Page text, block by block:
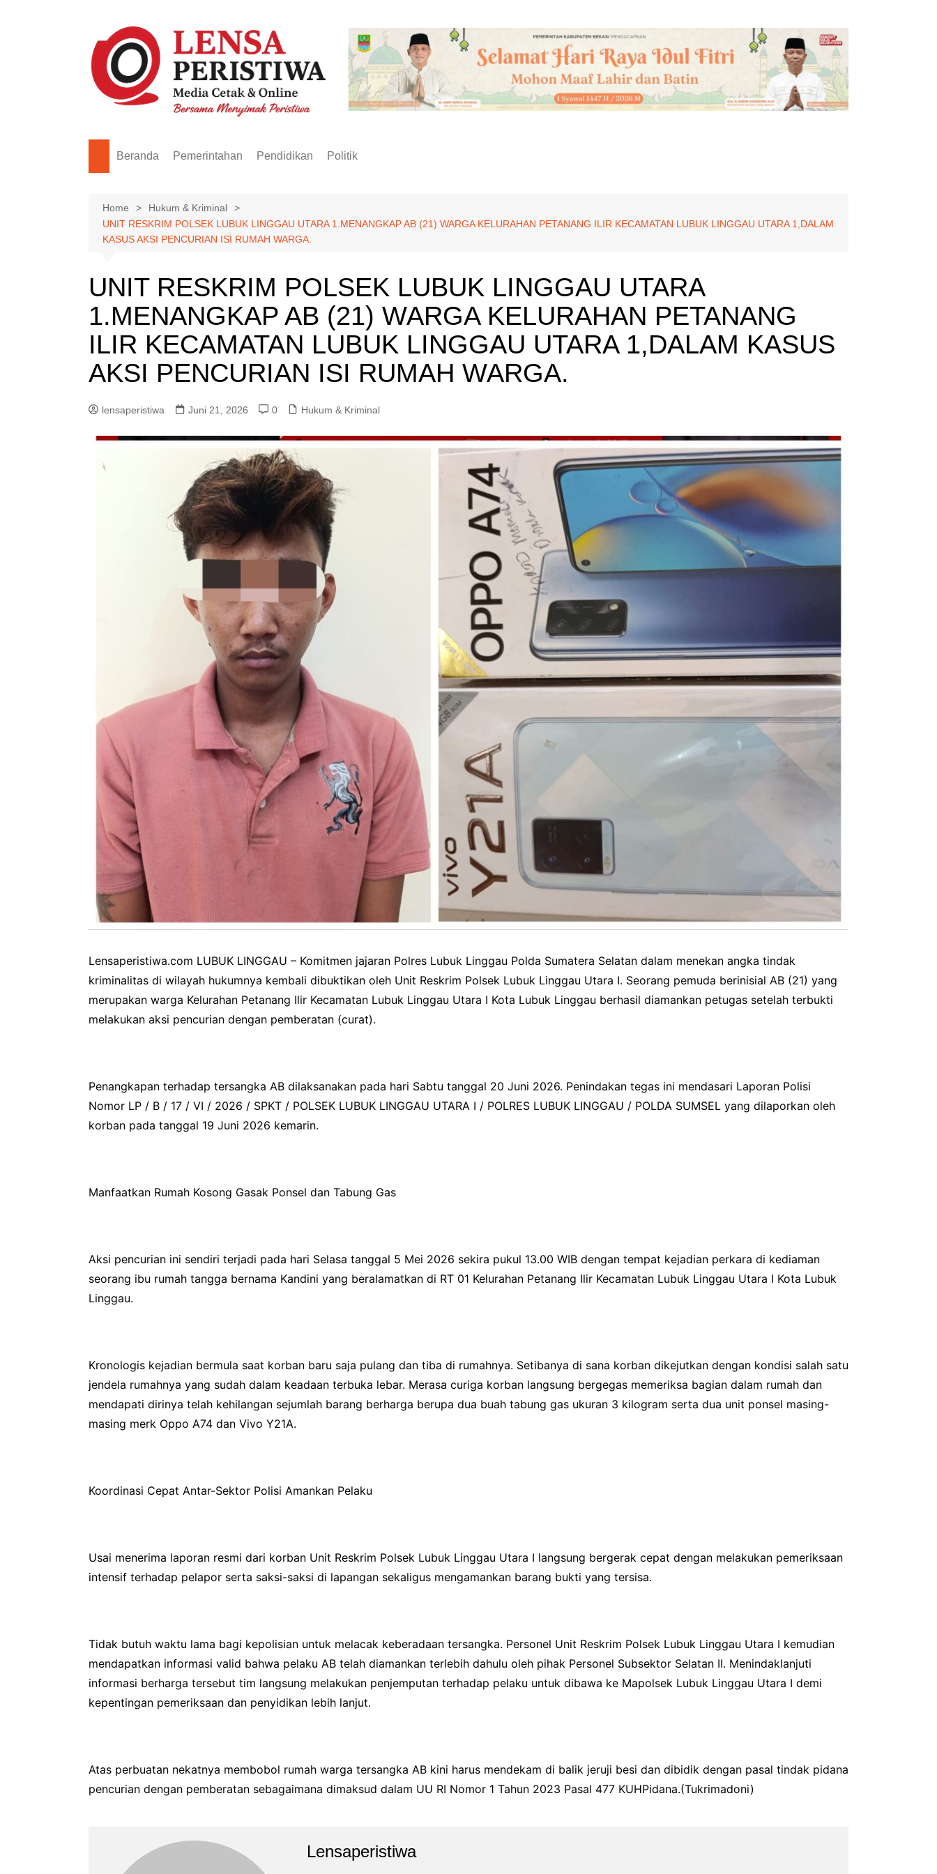
Beranda Pemerintahan Pendidikan Politik
Home
Hukum & Kriminal
UNIT RESKRIM POLSEK LUBUK LINGGAU UTARA 1.MENANGKAP AB (21) WARGA KELURAHAN PETANANG ILIR KECAMATAN LUBUK LINGGAU UTARA 1,DALAM
KASUS AKSI PENCURIAN ISI RUMAH WARGA.
UNIT RESKRIM POLSEK LUBUK LINGGAU UTARA
1.MENANGKAP AB (21) WARGA KELURAHAN PETANANG
ILIR KECAMATAN LUBUK LINGGAU UTARA 1,DALAM KASUS
AKSI PENCURIAN ISI RUMAH WARGA.
lensaperistiwa Juni 21, 2026 0 Hukum & Kriminal
Lensaperistiwa.com LUBUK LINGGAU – Komitmen jajaran Polres Lubuk Linggau Polda Sumatera Selatan dalam menekan angka tindak
kriminalitas di wilayah hukumnya kembali dibuktikan oleh Unit Reskrim Polsek Lubuk Linggau Utara I. Seorang pemuda berinisial AB (21) yang
merupakan warga Kelurahan Petanang Ilir Kecamatan Lubuk Linggau Utara I Kota Lubuk Linggau berhasil diamankan petugas setelah terbukti
melakukan aksi pencurian dengan pemberatan (curat).
Penangkapan terhadap tersangka AB dilaksanakan pada hari Sabtu tanggal 20 Juni 2026. Penindakan tegas ini mendasari Laporan Polisi
Nomor LP / B / 17 / VI / 2026 / SPKT / POLSEK LUBUK LINGGAU UTARA I / POLRES LUBUK LINGGAU / POLDA SUMSEL yang dilaporkan oleh
korban pada tanggal 19 Juni 2026 kemarin.
Manfaatkan Rumah Kosong Gasak Ponsel dan Tabung Gas
Aksi pencurian ini sendiri terjadi pada hari Selasa tanggal 5 Mei 2026 sekira pukul 13.00 WIB dengan tempat kejadian perkara di kediaman
seorang ibu rumah tangga bernama Kandini yang beralamatkan di RT 01 Kelurahan Petanang Ilir Kecamatan Lubuk Linggau Utara I Kota Lubuk
Linggau.
Kronologis kejadian bermula saat korban baru saja pulang dan tiba di rumahnya. Setibanya di sana korban dikejutkan dengan kondisi salah satu
jendela rumahnya yang sudah dalam keadaan terbuka lebar. Merasa curiga korban langsung bergegas memeriksa bagian dalam rumah dan
mendapati dirinya telah kehilangan sejumlah barang berharga berupa dua buah tabung gas ukuran 3 kilogram serta dua unit ponsel masing-
masing merk Oppo A74 dan Vivo Y21A.
Koordinasi Cepat Antar-Sektor Polisi Amankan Pelaku
Usai menerima laporan resmi dari korban Unit Reskrim Polsek Lubuk Linggau Utara I langsung bergerak cepat dengan melakukan pemeriksaan
intensif terhadap pelapor serta saksi-saksi di lapangan sekaligus mengamankan barang bukti yang tersisa.
Tidak butuh waktu lama bagi kepolisian untuk melacak keberadaan tersangka. Personel Unit Reskrim Polsek Lubuk Linggau Utara I kemudian
mendapatkan informasi valid bahwa pelaku AB telah diamankan terlebih dahulu oleh pihak Personel Subsektor Selatan II. Menindaklanjuti
informasi berharga tersebut tim langsung melakukan penjemputan terhadap pelaku untuk dibawa ke Mapolsek Lubuk Linggau Utara I demi
kepentingan pemeriksaan dan penyidikan lebih lanjut.
Atas perbuatan nekatnya membobol rumah warga tersangka AB kini harus mendekam di balik jeruji besi dan dibidik dengan pasal tindak pidana
pencurian dengan pemberatan sebagaimana dimaksud dalam UU RI Nomor 1 Tahun 2023 Pasal 477 KUHPidana.(Tukrimadoni)
Lensaperistiwa